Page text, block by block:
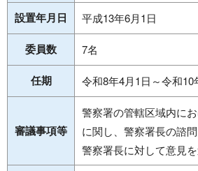
設置年月日 平成13年6月1日
委員数 7名
任期 令和8年4月1日～令和10
審議事項等
警察署の管轄区域内に
に関し、警察署長の諮
警察署長に対して意見